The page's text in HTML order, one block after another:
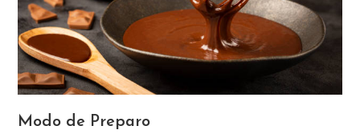
Modo de Preparo